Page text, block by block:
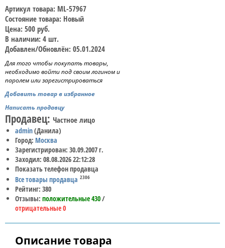
Артикул товара: ML-57967
Состояние товара: Новый
Цена: 500 руб.
В наличии: 4 шт.
Добавлен/Обновлён: 05.01.2024
Для того чтобы покупать товары,
необходимо войти под своим логином и
паролем или зарегистрироваться
Добавить товар в избранное
Написать продавцу
Продавец: Частное лицо
admin(Данила)
Город: Москва
Зарегистрирован: 30.09.2007 г.
Заходил: 08.08.2026 22:12:28
Показать телефон продавца
Все товары продавца 2306
Рейтинг: 380
Отзывы: положительные 430/
отрицательные 0
Описание товара